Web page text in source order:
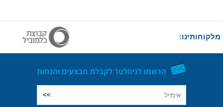
מלקוחותינו: